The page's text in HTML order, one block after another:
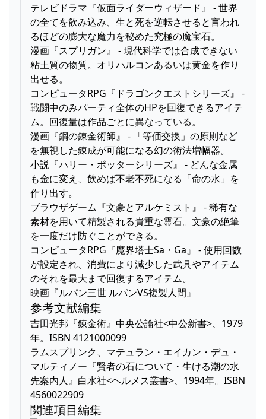
テレビドラマ『仮面ライダーウィザード』 - 世界
の全てを飲み込み、生と死を逆転させると言われ
るほどの膨大な魔力を秘めた究極の魔宝石。
漫画『スプリガン』 - 現代科学では合成できない
粘土質の物質。オリハルコンあるいは黄金を作り
出せる。
コンピュータRPG『ドラゴンクエストシリーズ』 -
戦闘中のみパーティ全体のHPを回復できるアイテ
ム。回復量は作品ごとに異なっている。
漫画『鋼の錬金術師』 - 「等価交換」の原則など
を無視した錬成が可能になる幻の術法増幅器。
小説『ハリー・ポッターシリーズ』 - どんな金属
も金に変え、飲めば不老不死になる「命の水」を
作り出す。
ブラウザゲーム『文豪とアルケミスト』 - 稀有な
素材を用いて精製される貴重な霊石。文豪の絶筆
を一度だけ防ぐことができる。
コンピュータRPG『魔界塔士Sa・Ga』 - 使用回数
が設定され、消費により減少した武具やアイテム
のそれを最大まで回復するアイテム。
映画『ルパン三世 ルパンVS複製人間』
参考文献編集
吉田光邦『錬金術』中央公論社<中公新書>、1979
年。ISBN 4121000099
ラムスプリンク、マテュラン・エイカン・デュ・
マルティノー『賢者の石について・生ける潮の水
先案内人』白水社<ヘルメス叢書>、1994年。ISBN
4560022909
関連項目編集